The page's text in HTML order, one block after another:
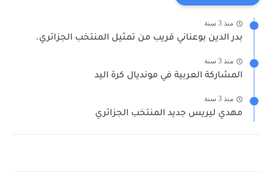
منذ 3 سنة
بدر الدين بوعناني قريب من تمثيل المنتخب الجزائري.
منذ 3 سنة
المشاركة العربية في مونديال كرة اليد
منذ 3 سنة
مهدي ليريس جديد المنتخب الجزائري